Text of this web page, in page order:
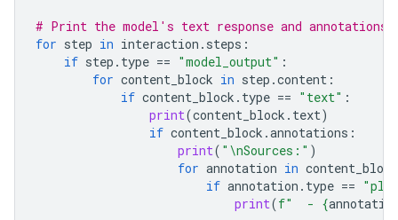
# Print the model's text response and annotations
for step in interaction . steps :
if step . type == "model_output" :
for content_block in step .content :
if content_block . type == "text" :
print(content_block . text)
if content_block .annotations :
print( " \nSources:" )
for annotation in content_block
if annotation . type ==
print(f"  - {